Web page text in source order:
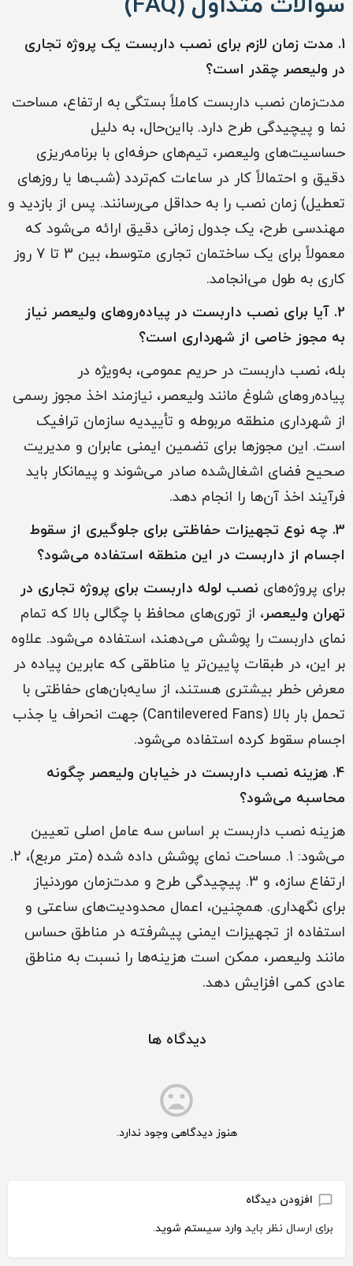
1. مدت زمان لازم برای نصب داربست یک پروژه تجاری
در ولیعصر چقدر است؟
مدت‌زمان نصب داربست کاملاً بستگی به ارتفاع، مساحت
نما و پیچیدگی طرح دارد. بااین‌حال، به دلیل
حساسیت‌های ولیعصر، تیم‌های حرفه‌ای با برنامه‌ریزی
دقیق و احتمالاً کار در ساعات کم‌تردد (شب‌ها یا روزهای
تعطیل) زمان نصب را به حداقل می‌رسانند. پس از بازدید و
مهندسی طرح، یک جدول زمانی دقیق ارائه می‌شود که
معمولاً برای یک ساختمان تجاری متوسط، بین 3 تا 7 روز
کاری به طول می‌انجامد.
2. آیا برای نصب داربست در پیاده‌روهای ولیعصر نیاز
به مجوز خاصی از شهرداری است؟
بله، نصب داربست در حریم عمومی، به‌ویژه در
پیاده‌روهای شلوغ مانند ولیعصر، نیازمند اخذ مجوز رسمی
از شهرداری منطقه مربوطه و تأییدیه سازمان ترافیک
است. این مجوزها برای تضمین ایمنی عابران و مدیریت
صحیح فضای اشغال‌شده صادر می‌شوند و پیمانکار باید
فرآیند اخذ آن‌ها را انجام دهد.
3. چه نوع تجهیزات حفاظتی برای جلوگیری از سقوط
اجسام از داربست در این منطقه استفاده می‌شود؟
برای پروژه‌های نصب لوله داربست برای پروژه‌ تجاری در
تهران ولیعصر، از توری‌های محافظ با چگالی بالا که تمام
نمای داربست را پوشش می‌دهند، استفاده می‌شود. علاوه
بر این، در طبقات پایین‌تر یا مناطقی که عابرین پیاده در
معرض خطر بیشتری هستند، از سایه‌بان‌های حفاظتی با
تحمل بار بالا (Cantilevered Fans) جهت انحراف یا جذب
اجسام سقوط کرده استفاده می‌شود.
4. هزینه نصب داربست در خیابان ولیعصر چگونه
محاسبه می‌شود؟
هزینه نصب داربست بر اساس سه عامل اصلی تعیین
می‌شود: 1. مساحت نمای پوشش داده شده (متر مربع)، 2.
ارتفاع سازه، و 3. پیچیدگی طرح و مدت‌زمان موردنیاز
برای نگهداری. همچنین، اعمال محدودیت‌های ساعتی و
استفاده از تجهیزات ایمنی پیشرفته در مناطق حساس
مانند ولیعصر، ممکن است هزینه‌ها را نسبت به مناطق
عادی کمی افزایش دهد.
دیدگاه ها
هنوز دیدگاهی وجود ندارد.
افزودن دیدگاه
برای ارسال نظر باید وارد سیستم شوید.